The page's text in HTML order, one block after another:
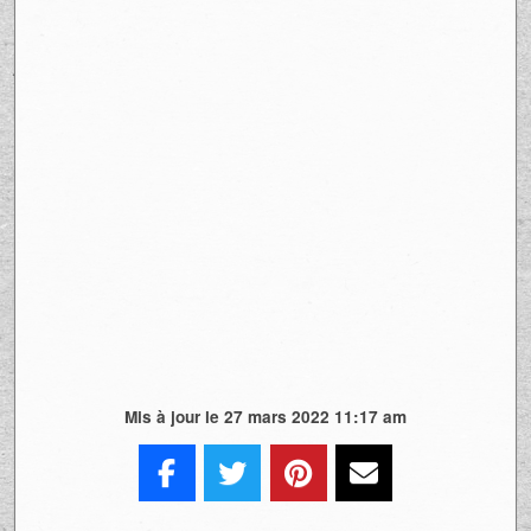
Mis à jour le 27 mars 2022 11:17 am